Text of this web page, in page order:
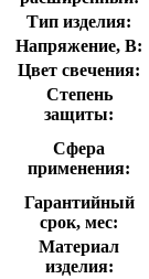
Тип изделия:
Напряжение, В:
Цвет свечения:
Степень
защиты:
Сфера
применения:
Гарантийный
срок, мес:
Материал
изделия: